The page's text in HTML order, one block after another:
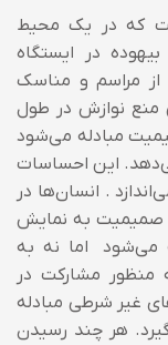
که در یک محیط
در ایستگاه
از مراسم و مناسک
منع نوازش در طول
مبادله می‌شود
این احساسات
. انسان‌ها در
صمیمیت به نمایش
می‌شود اما نه به
مشارکت در
غیر شرطی مبادله
هر چند رسیدن